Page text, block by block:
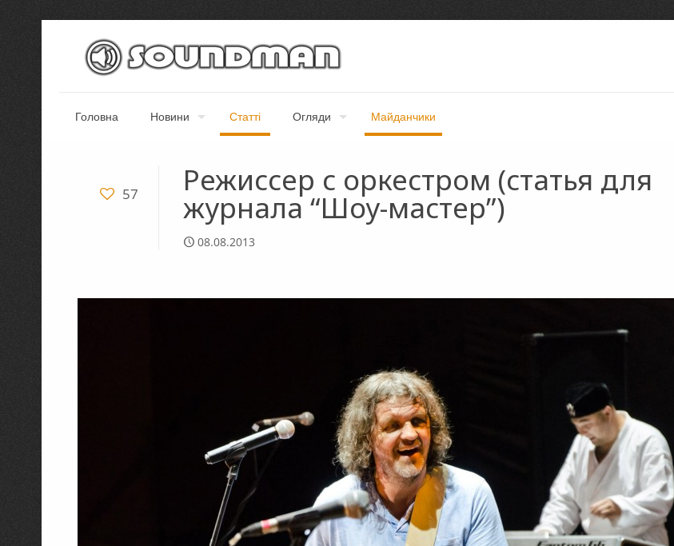
Головна Новини Статті Огляди Майданчики
57 Режиссер с оркестром (статья для
журнала “Шоу-мастер”)
08.08.2013